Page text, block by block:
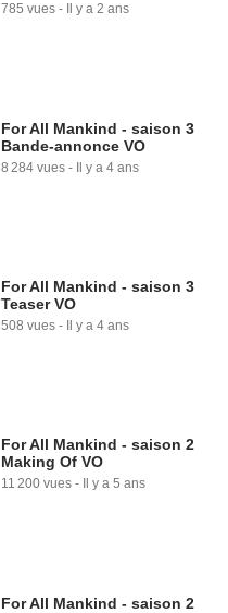
785 vues - Il y a 2 ans
For All Mankind - saison 3
Bande-annonce VO
8 284 vues - Il y a 4 ans
For All Mankind - saison 3
Teaser VO
508 vues - Il y a 4 ans
For All Mankind - saison 2
Making Of VO
11 200 vues - Il y a 5 ans
For All Mankind - saison 2